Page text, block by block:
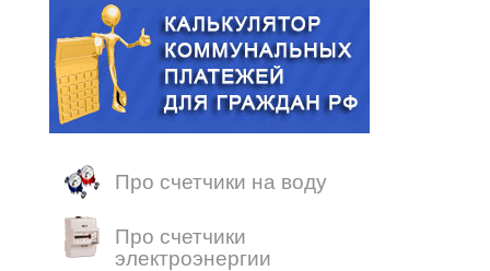
Про счетчики на воду
Про счетчики
электроэнергии